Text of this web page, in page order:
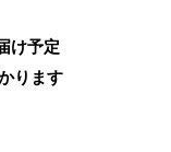
け予定
ります